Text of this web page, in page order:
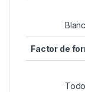
Factor de
‎Todo